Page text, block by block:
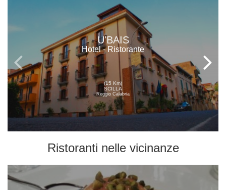
U'BAIS
Hotel - Ristorante
(15 Km)
SCILLA
Reggio Calabria
Ristoranti nelle vicinanze